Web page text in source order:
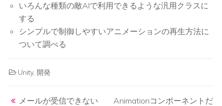
いろんな種類の敵AIで利用できるような汎用クラスに
する
シンプルで制御しやすいアニメーションの再生方法に
ついて調べる
Unity, 開発
Post navigation
メールが受信できない
Animationコンポーネントだ